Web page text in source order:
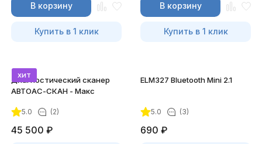
В корзину
Купить в 1 клик
В корзину
Купить в 1 клик
хит
Диагностический сканер
АВТОАС-СКАН - Макс
5.0 (2)
45 500 ₽
ELM327 Bluetooth Mini 2.1
5.0 (3)
690 ₽